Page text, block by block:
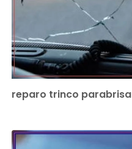
reparo trinco parabrisa